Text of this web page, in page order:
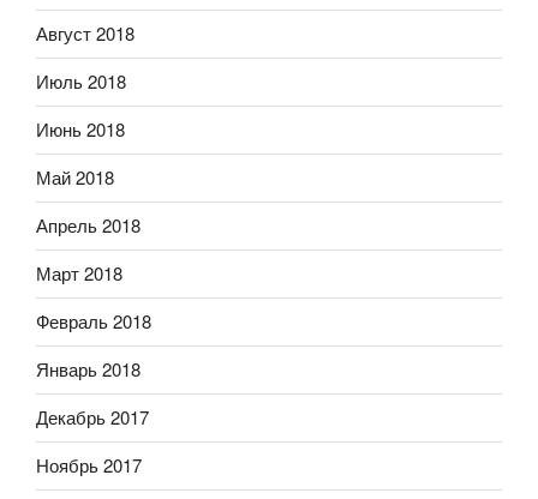
Август 2018
Июль 2018
Июнь 2018
Май 2018
Апрель 2018
Март 2018
Февраль 2018
Январь 2018
Декабрь 2017
Ноябрь 2017